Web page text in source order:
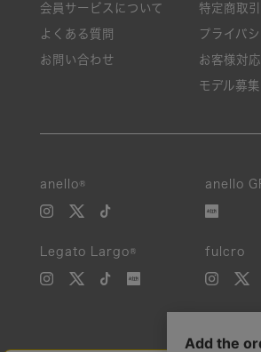
会員サービスについて
よくある質問
お問い合わせ
特定商取
プライバ
お客様対
モデル募集
anello® anello
Legato Largo® fulcro